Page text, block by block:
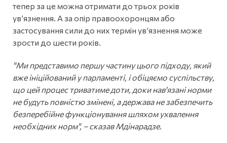
тепер за це можна отримати до трьох років
ув’язнення. А за опір правоохоронцям або
застосування сили до них термін ув’язнення може
зрости до шести років.
"Ми представимо першу частину цього підходу, який
вже ініційований у парламенті, і обіцяємо суспільству,
що цей процес триватиме доти, доки нав'язані норми
не будуть повністю змінені, а держава не забезпечить
безперебійне функціонування шляхом ухвалення
необхідних норм", – сказав Мдінарадзе.